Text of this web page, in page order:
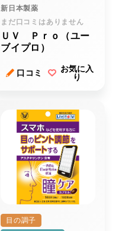
新日本製薬
まだ口コミはありません
ＵＶ Ｐｒｏ（ユー
ブイプロ）
口コミ
お気に入
り
目の調子